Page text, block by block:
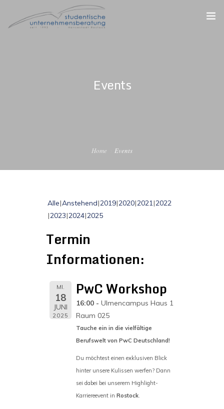
Events
Home Events
Alle Anstehend 2019 2020 2021 2022
2023 2024 2025
Termin
Informationen:
MI.
18
JUNI
2025
PwC Workshop
16:00
Ulmencampus Haus 1
Raum 025
Tauche ein in die vielfältige
Berufswelt von PwC Deutschland!
Du möchtest einen exklusiven Blick
hinter unsere Kulissen werfen? Dann
sei dabei bei unserem Highlight-
Karriereevent in Rostock.